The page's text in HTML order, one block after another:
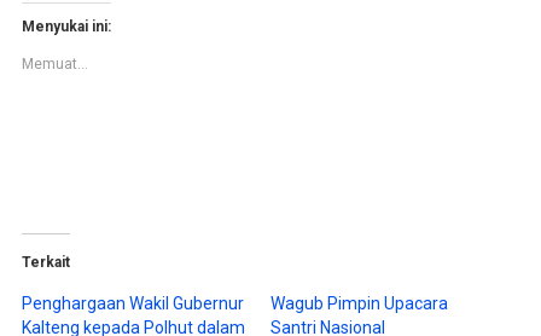
n
k
a
w
i
t
e
r
e
b
o
Menyukai ini:
Memuat...
Terkait
Penghargaan Wakil Gubernur
Kalteng kepada Polhut dalam
Wagub Pimpin Upacara
Santri Nasional